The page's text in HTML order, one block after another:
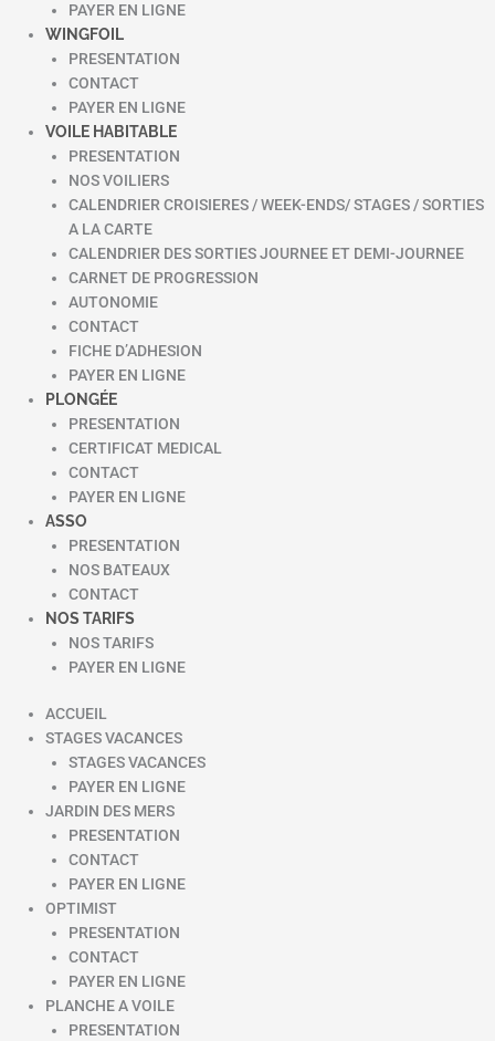
PAYER EN LIGNE
WINGFOIL
PRESENTATION
CONTACT
PAYER EN LIGNE
VOILE HABITABLE
PRESENTATION
NOS VOILIERS
CALENDRIER CROISIERES / WEEK-ENDS/ STAGES / SORTIES
A LA CARTE
CALENDRIER DES SORTIES JOURNEE ET DEMI-JOURNEE
CARNET DE PROGRESSION
AUTONOMIE
CONTACT
FICHE D’ADHESION
PAYER EN LIGNE
PLONGÉE
PRESENTATION
CERTIFICAT MEDICAL
CONTACT
PAYER EN LIGNE
ASSO
PRESENTATION
NOS BATEAUX
CONTACT
NOS TARIFS
NOS TARIFS
PAYER EN LIGNE
ACCUEIL
STAGES VACANCES
STAGES VACANCES
PAYER EN LIGNE
JARDIN DES MERS
PRESENTATION
CONTACT
PAYER EN LIGNE
OPTIMIST
PRESENTATION
CONTACT
PAYER EN LIGNE
PLANCHE A VOILE
PRESENTATION